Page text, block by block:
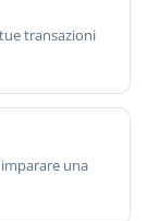
transazioni
una